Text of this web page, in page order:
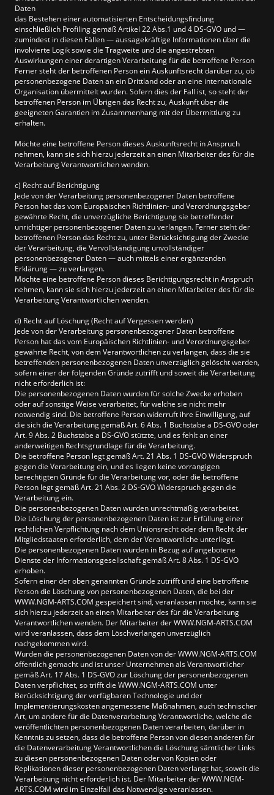
Daten
das Bestehen einer automatisierten Entscheidungsfindung
einschließlich Profiling gemäß Artikel 22 Abs.1 und 4 DS-GVO und —
zumindest in diesen Fällen — aussagekräftige Informationen über die
involvierte Logik sowie die Tragweite und die angestrebten
Auswirkungen einer derartigen Verarbeitung für die betroffene Person
Ferner steht der betroffenen Person ein Auskunftsrecht darüber zu, ob
personenbezogene Daten an ein Drittland oder an eine internationale
Organisation übermittelt wurden. Sofern dies der Fall ist, so steht der
betroffenen Person im Übrigen das Recht zu, Auskunft über die
geeigneten Garantien im Zusammenhang mit der Übermittlung zu
erhalten.
Möchte eine betroffene Person dieses Auskunftsrecht in Anspruch
nehmen, kann sie sich hierzu jederzeit an einen Mitarbeiter des für die
Verarbeitung Verantwortlichen wenden.
c) Recht auf Berichtigung
Jede von der Verarbeitung personenbezogener Daten betroffene
Person hat das vom Europäischen Richtlinien- und Verordnungsgeber
gewährte Recht, die unverzügliche Berichtigung sie betreffender
unrichtiger personenbezogener Daten zu verlangen. Ferner steht der
betroffenen Person das Recht zu, unter Berücksichtigung der Zwecke
der Verarbeitung, die Vervollständigung unvollständiger
personenbezogener Daten — auch mittels einer ergänzenden
Erklärung — zu verlangen.
Möchte eine betroffene Person dieses Berichtigungsrecht in Anspruch
nehmen, kann sie sich hierzu jederzeit an einen Mitarbeiter des für die
Verarbeitung Verantwortlichen wenden.
d) Recht auf Löschung (Recht auf Vergessen werden)
Jede von der Verarbeitung personenbezogener Daten betroffene
Person hat das vom Europäischen Richtlinien- und Verordnungsgeber
gewährte Recht, von dem Verantwortlichen zu verlangen, dass die sie
betreffenden personenbezogenen Daten unverzüglich gelöscht werden,
sofern einer der folgenden Gründe zutrifft und soweit die Verarbeitung
nicht erforderlich ist:
Die personenbezogenen Daten wurden für solche Zwecke erhoben
oder auf sonstige Weise verarbeitet, für welche sie nicht mehr
notwendig sind. Die betroffene Person widerruft ihre Einwilligung, auf
die sich die Verarbeitung gemäß Art. 6 Abs. 1 Buchstabe a DS-GVO oder
Art. 9 Abs. 2 Buchstabe a DS-GVO stützte, und es fehlt an einer
anderweitigen Rechtsgrundlage für die Verarbeitung.
Die betroffene Person legt gemäß Art. 21 Abs. 1 DS-GVO Widerspruch
gegen die Verarbeitung ein, und es liegen keine vorrangigen
berechtigten Gründe für die Verarbeitung vor, oder die betroffene
Person legt gemäß Art. 21 Abs. 2 DS-GVO Widerspruch gegen die
Verarbeitung ein.
Die personenbezogenen Daten wurden unrechtmäßig verarbeitet.
Die Löschung der personenbezogenen Daten ist zur Erfüllung einer
rechtlichen Verpflichtung nach dem Unionsrecht oder dem Recht der
Mitgliedstaaten erforderlich, dem der Verantwortliche unterliegt.
Die personenbezogenen Daten wurden in Bezug auf angebotene
Dienste der Informationsgesellschaft gemäß Art. 8 Abs. 1 DS-GVO
erhoben.
Sofern einer der oben genannten Gründe zutrifft und eine betroffene
Person die Löschung von personenbezogenen Daten, die bei der
WWW.NGM-ARTS.COM gespeichert sind, veranlassen möchte, kann sie
sich hierzu jederzeit an einen Mitarbeiter des für die Verarbeitung
Verantwortlichen wenden. Der Mitarbeiter der WWW.NGM-ARTS.COM
wird veranlassen, dass dem Löschverlangen unverzüglich
nachgekommen wird.
Wurden die personenbezogenen Daten von der WWW.NGM-ARTS.COM
öffentlich gemacht und ist unser Unternehmen als Verantwortlicher
gemäß Art. 17 Abs. 1 DS-GVO zur Löschung der personenbezogenen
Daten verpflichtet, so trifft die WWW.NGM-ARTS.COM unter
Berücksichtigung der verfügbaren Technologie und der
Implementierungskosten angemessene Maßnahmen, auch technischer
Art, um andere für die Datenverarbeitung Verantwortliche, welche die
veröffentlichten personenbezogenen Daten verarbeiten, darüber in
Kenntnis zu setzen, dass die betroffene Person von diesen anderen für
die Datenverarbeitung Verantwortlichen die Löschung sämtlicher Links
zu diesen personenbezogenen Daten oder von Kopien oder
Replikationen dieser personenbezogenen Daten verlangt hat, soweit die
Verarbeitung nicht erforderlich ist. Der Mitarbeiter der WWW.NGM-
ARTS.COM wird im Einzelfall das Notwendige veranlassen.